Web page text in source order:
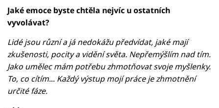
Jaké emoce byste chtěla nejvíc u ostatních
vyvolávat?
Lidé jsou různí a já nedokážu předvídat, jaké mají
zkušenosti, pocity a vidění světa. Nepřemýšlím nad tím.
Jako umělec mám potřebu zhmotňovat svoje myšlenky.
To, co cítím... Každý výstup mojí práce je zhmotnění
určité fáze.